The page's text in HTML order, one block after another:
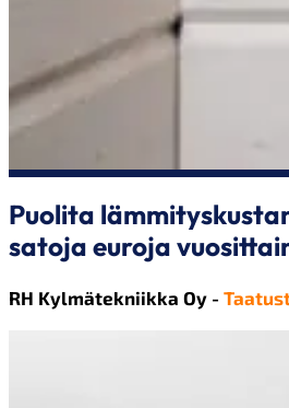
Puolita
satoja euroja
RH Kylmätekniikka Oy -